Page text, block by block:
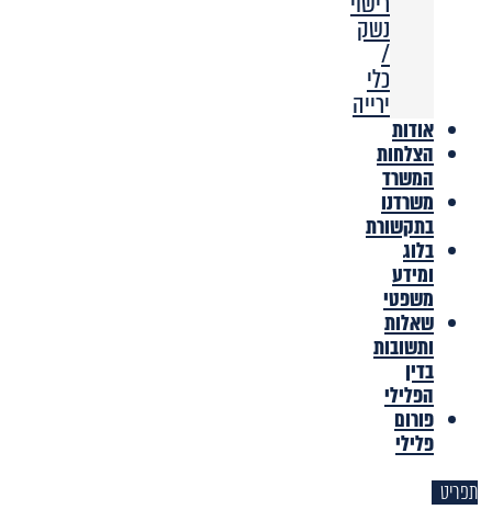
נשק
/
כלי
ירייה
אודות
הצלחות
המשרד
משרדנו
בתקשורת
בלוג
ומידע
משפטי
שאלות
ותשובות
בדין
הפלילי
פורום
פלילי
תפריט